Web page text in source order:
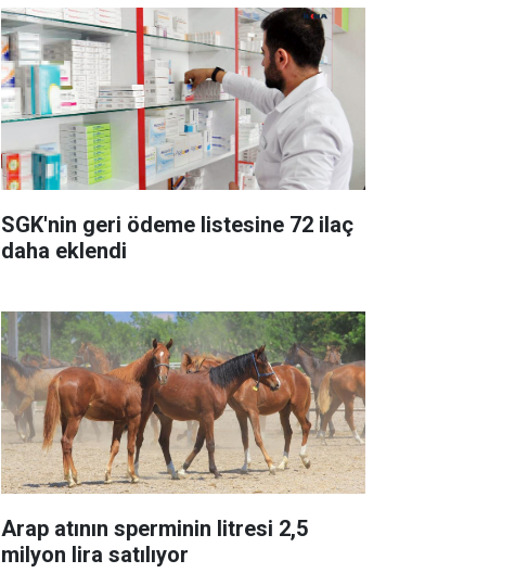
SGK'nin geri ödeme listesine 72 ilaç
daha eklendi
Arap atının sperminin litresi 2,5
milyon lira satılıyor